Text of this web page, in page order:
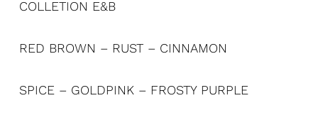
COLLETION E&B
RED BROWN – RUST – CINNAMON
SPICE – GOLDPINK – FROSTY PURPLE